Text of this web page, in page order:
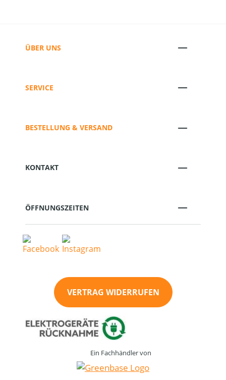
ÜBER UNS
SERVICE
BESTELLUNG & VERSAND
KONTAKT
ÖFFNUNGSZEITEN
VERTRAG WIDERRUFEN
Ein Fachhändler von